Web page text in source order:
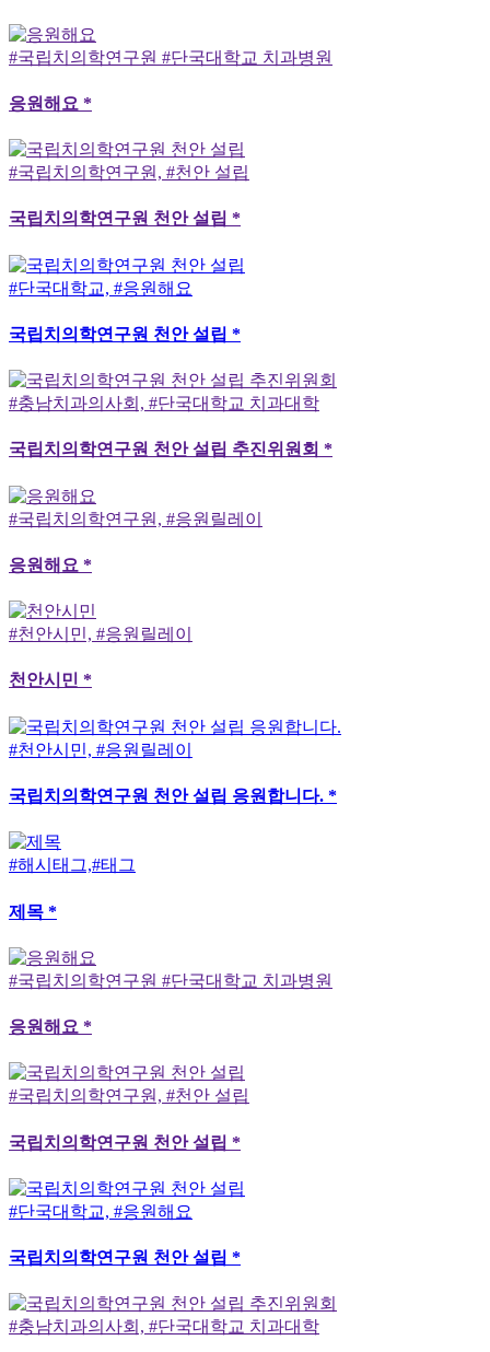
#국립치의학연구원 #단국대학교 치과병원
응원해요 *
#국립치의학연구원, #천안 설립
국립치의학연구원 천안 설립 *
#단국대학교, #응원해요
국립치의학연구원 천안 설립 *
#충남치과의사회, #단국대학교 치과대학
국립치의학연구원 천안 설립 추진위원회 *
#국립치의학연구원, #응원릴레이
응원해요 *
#천안시민, #응원릴레이
천안시민 *
#천안시민, #응원릴레이
국립치의학연구원 천안 설립 응원합니다. *
#해시태그,#태그
제목 *
#국립치의학연구원 #단국대학교 치과병원
응원해요 *
#국립치의학연구원, #천안 설립
국립치의학연구원 천안 설립 *
#단국대학교, #응원해요
국립치의학연구원 천안 설립 *
#충남치과의사회, #단국대학교 치과대학